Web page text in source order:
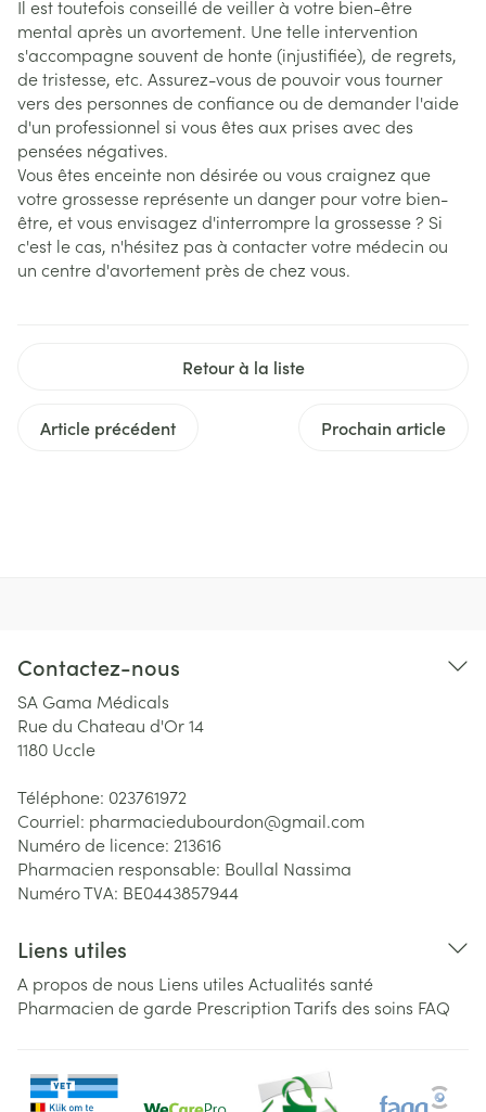
Il est toutefois conseillé de veiller à votre bien-être
mental après un avortement. Une telle intervention
s'accompagne souvent de honte (injustifiée), de regrets,
de tristesse, etc. Assurez-vous de pouvoir vous tourner
vers des personnes de confiance ou de demander l'aide
d'un professionnel si vous êtes aux prises avec des
pensées négatives.
Vous êtes enceinte non désirée ou vous craignez que
votre grossesse représente un danger pour votre bien-
être, et vous envisagez d'interrompre la grossesse ? Si
c'est le cas, n'hésitez pas à contacter votre médecin ou
un centre d'avortement près de chez vous.
Retour à la liste
Article précédent Prochain article
Contactez-nous
SA Gama Médicals
Rue du Chateau d'Or 14
1180 Uccle
Téléphone: 023761972
Courriel: pharmaciedubourdon@gmail.com
Numéro de licence: 213616
Pharmacien responsable: Boullal Nassima
Numéro TVA: BE0443857944
Liens utiles
A propos de nous Liens utiles Actualités santé
Pharmacien de garde PrescriptionTarifs des soins FAQ